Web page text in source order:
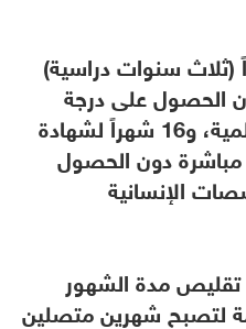
مدَّة 24 شهراً (ثلاث سنوات دراسية)
الحصول على درجة
الماجستير للتخصصات العلمية، و16 شهراً لشهادة
مباشرة دون الحصول
الإنسانية
مدة الشهور
لتصبح شهرين متصلين